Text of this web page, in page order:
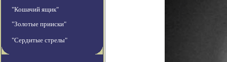
"Кошачий ящик"
"Золотые прииски"
"Сердитые стрелы"